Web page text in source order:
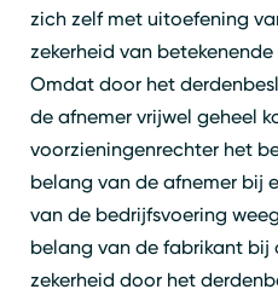
zich zelf met uitoefening
zekerheid van
Omdat door het
de afnemer vrijwel geheel
voorzieningenrechter het
belang van de afnemer bij
van de bedrijfsvoering
belang van de fabrikant bij
zekerheid door het